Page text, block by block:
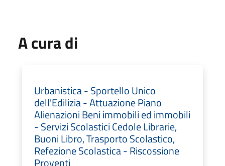
A cura di
Urbanistica - Sportello Unico
dell'Edilizia - Attuazione Piano
Alienazioni Beni immobili ed immobili
- Servizi Scolastici Cedole Librarie,
Buoni Libro, Trasporto Scolastico,
Refezione Scolastica - Riscossione
Proventi